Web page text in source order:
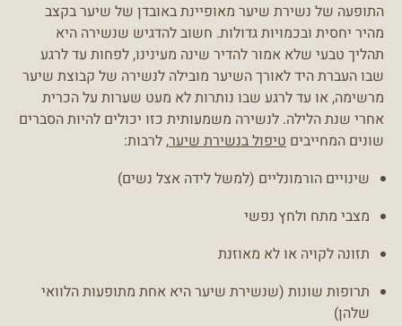
התופעה של נשירת שיער מאופיינת באובדן של שיער בקצב
מהיר יחסית ובכמויות גדולות. חשוב להדגיש שנשירה היא
תהליך טבעי שלא אמור להדיר שינה מעינינו, לפחות עד לרגע
שבו העברת היד לאורך השיער מובילה לנשירה של קבוצת שיער
מרשימה, או עד לרגע שבו נותרות לא מעט שערות על הכרית
אחרי שנת הלילה. לנשירה משמעותית כזו יכולים להיות הסברים
שונים המחייבים טיפול בנשירת שיער, לרבות:
שינויים הורמונליים (למשל לידה אצל נשים)
מצבי מתח ולחץ נפשי
תזונה לקויה או לא מאוזנת
תרופות שונות (שנשירת שיער היא אחת מתופעות הלוואי
שלהן)